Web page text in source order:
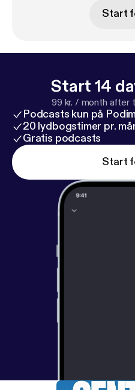
Start
Start 14
99 kr. / month after
Podcasts kun på
20 lydbogstimer pr.
Gratis podcasts
Start